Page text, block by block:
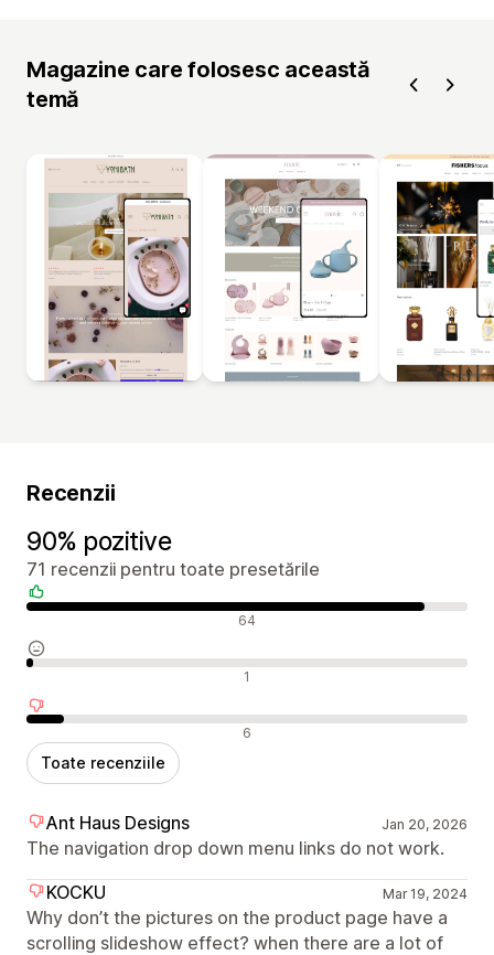
Magazine care folosesc această
temă
Recenzii
90% pozitive
71 recenzii pentru toate presetările
Recenzii pozitive 64
Recenzii neutre 1
Recenzii negative 6
Toate recenziile
Ant Haus Designs Jan 20, 2026
The navigation drop down menu links do not work.
KOCKU
Mar 19, 2024
Why don’t the pictures on the product page have a
scrolling slideshow effect? when there are a lot of